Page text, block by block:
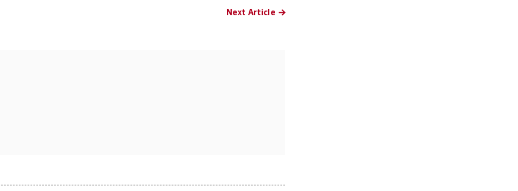
Next Article